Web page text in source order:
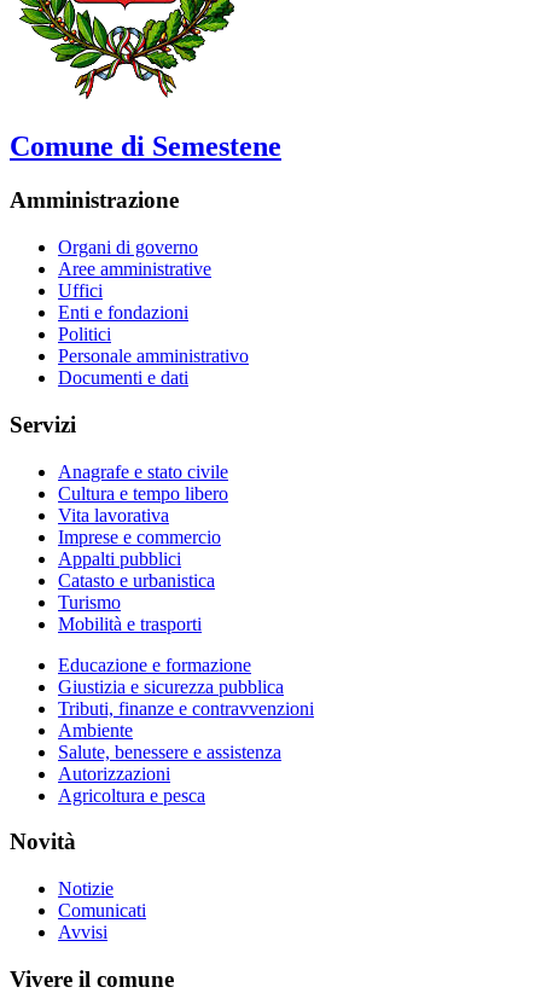
Comune di Semestene
Amministrazione
Organi di governo
Aree amministrative
Uffici
Enti e fondazioni
Politici
Personale amministrativo
Documenti e dati
Servizi
Anagrafe e stato civile
Cultura e tempo libero
Vita lavorativa
Imprese e commercio
Appalti pubblici
Catasto e urbanistica
Turismo
Mobilità e trasporti
Educazione e formazione
Giustizia e sicurezza pubblica
Tributi, finanze e contravvenzioni
Ambiente
Salute, benessere e assistenza
Autorizzazioni
Agricoltura e pesca
Novità
Notizie
Comunicati
Avvisi
Vivere il comune